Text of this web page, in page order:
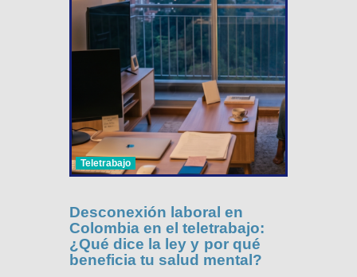
Teletrabajo
Desconexión laboral en
Colombia en el teletrabajo:
¿Qué dice la ley y por qué
beneficia tu salud mental?